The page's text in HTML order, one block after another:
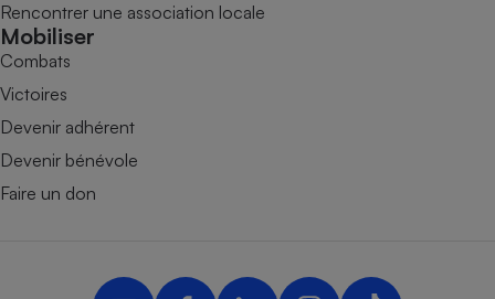
Rencontrer une association locale
Mobiliser
Combats
Victoires
Devenir adhérent
Devenir bénévole
Faire un don